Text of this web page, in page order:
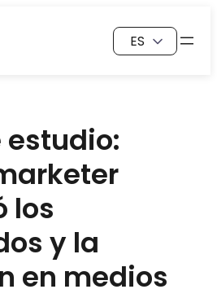
Elegir
un
estudio:
los
y la
en medios